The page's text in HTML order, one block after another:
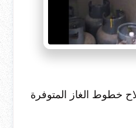
خطوط الغاز المتوفرة